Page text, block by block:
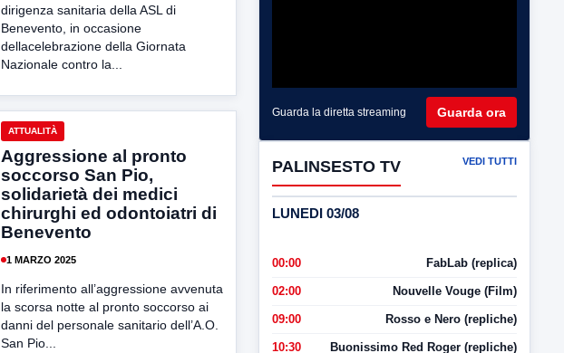
dirigenza sanitaria della ASL di
Benevento, in occasione
dellacelebrazione della Giornata
Nazionale contro la...
ATTUALITÀ
Aggressione al pronto
soccorso San Pio,
solidarietà dei medici
chirurghi ed odontoiatri di
Benevento
1 MARZO 2025
In riferimento all’aggressione avvenuta
la scorsa notte al pronto soccorso ai
danni del personale sanitario dell’A.O.
San Pio...
Guarda la diretta streaming Guarda ora
PALINSESTO TV VEDI TUTTI
LUNEDI 03/08
00:00 FabLab (replica)
02:00 Nouvelle Vouge (Film)
09:00 Rosso e Nero (repliche)
10:30 Buonissimo Red Roger (repliche)